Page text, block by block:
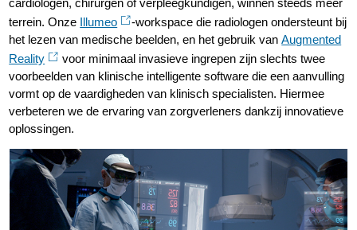
cardiologen, chirurgen of verpleegkundigen, winnen steeds meer
terrein. Onze Illumeo
-workspace die radiologen ondersteunt bij
het lezen van medische beelden, en het gebruik vanAugmented
Reality
voor minimaal invasieve ingrepen zijn slechts twee
voorbeelden van klinische intelligente software die een aanvulling
vormt op de vaardigheden van klinisch specialisten. Hiermee
verbeteren we de ervaring van zorgverleners dankzij innovatieve
oplossingen.